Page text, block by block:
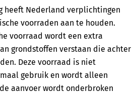
heeft Nederland verplichtingen
voorraden aan te houden.
voorraad wordt een extra
grondstoffen verstaan die achter
Deze voorraad is niet
gebruik en wordt alleen
aanvoer wordt onderbroken